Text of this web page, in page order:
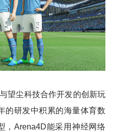
望尘科技合作开发的创新玩
的研发中积累的海量体育数
，Arena4D能采用神经网络